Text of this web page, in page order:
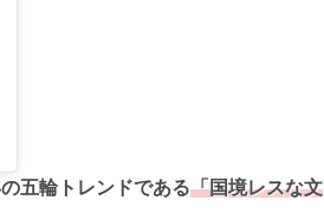
五輪トレンドである「国境レスな文